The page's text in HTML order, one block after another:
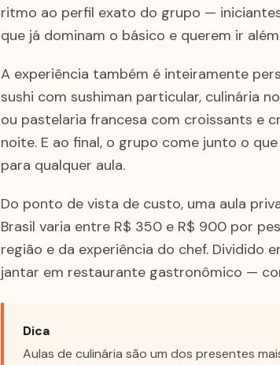
ritmo ao perfil exato do grupo —
que já dominam o básico e querem ir
A experiência também é inteiramente
sushi com sushiman particular, culinária
ou pastelaria francesa com croissants e
noite. E ao final, o grupo come junto o
para qualquer aula.
Do ponto de vista de custo, uma aula
Brasil varia entre R$ 350 e R$ 900 por
região e da experiência do chef. Dividido
jantar em restaurante gastronômico —
Dica
Aulas de culinária são um dos presentes